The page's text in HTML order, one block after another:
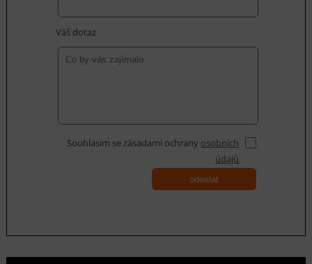
Váš dotaz
Souhlasím se zásadami ochrany osobních
údajů
odeslat